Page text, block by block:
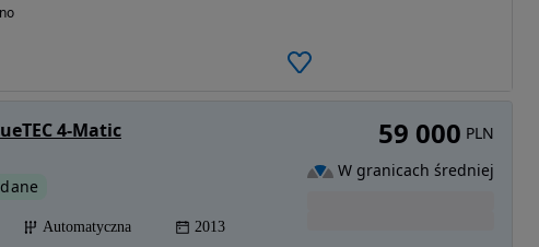
4-Matic
Automatyczna 2013
59 000 PLN
W granicach średniej